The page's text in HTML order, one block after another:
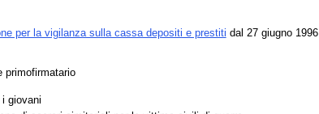
per la vigilanza sulla cassa depositi e prestiti dal 27 giugno 1996
primofirmatario
giovani